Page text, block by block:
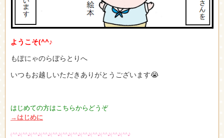
ようこそ(^^♪
もぽにゃのらぼらとりへ
いつもお越しいただきありがとうございます😭
はじめての方はこちらからどうぞ
→はじめに
(^^♪(^^♪(^^♪(^^♪(^^♪(^^♪(^^♪(^^♪(^^♪(^^♪(^^♪(^^♪